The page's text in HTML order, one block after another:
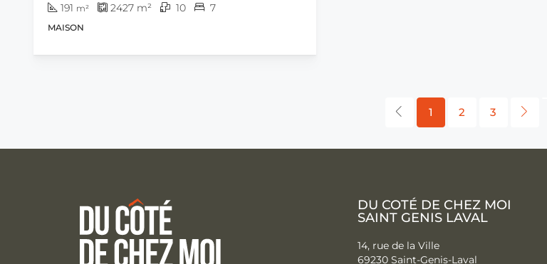
191 m² 2427 m² 10 7
MAISON
1 2 3
DU COTÉ DE CHEZ MOI
SAINT GENIS LAVAL
14, rue de la Ville
69230 Saint-Genis-Laval